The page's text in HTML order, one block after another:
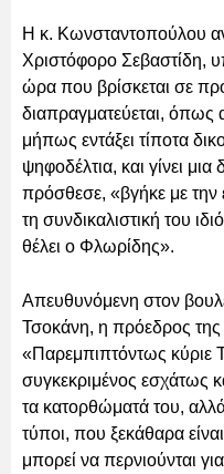
Η κ. Κωνσταντοπούλου
Χριστόφορο Σεβαστίδη,
ώρα που βρίσκεται σε
διαπραγματεύεται, όπως
μήπως εντάξει τίποτα
ψηφοδέλτια, και γίνει
πρόσθεσε, «βγήκε με την
τη συνδικαλιστική του
θέλει ο Φλωρίδης».
Απευθυνόμενη στον
Τσοκάνη, η πρόεδρος
«Παρεμπιπτόντως κύριε
συγκεκριμένος εσχάτως
τα κατορθώματά του, αλλά
τύποι, που ξεκάθαρα
μπορεί να περνιούνται